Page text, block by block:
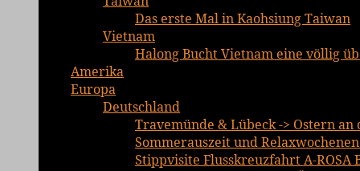
Das erste Mal in Kaohsiung Taiwan
Vietnam
Halong Bucht Vietnam eine völlig
Amerika
Europa
Deutschland
Travemünde & Lübeck -> Ostern
Sommerauszeit und
Stippvisite Flusskreuzfahrt A-ROSA